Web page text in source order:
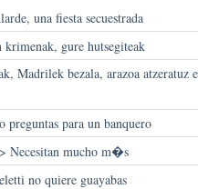
una fiesta secuestrada
krimenak, gure hutsegiteak
Madrilek bezala, arazoa atzeratuz
preguntas para un banquero
Necesitan mucho m�s
no quiere guayabas